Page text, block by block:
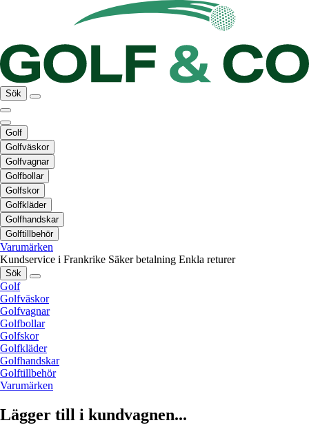
Sök
Golf
Golfväskor
Golfvagnar
Golfbollar
Golfskor
Golfkläder
Golfhandskar
Golftillbehör
Varumärken
Kundservice i Frankrike Säker betalning Enkla returer
Sök
Golf
Golfväskor
Golfvagnar
Golfbollar
Golfskor
Golfkläder
Golfhandskar
Golftillbehör
Varumärken
Lägger till i kundvagnen...